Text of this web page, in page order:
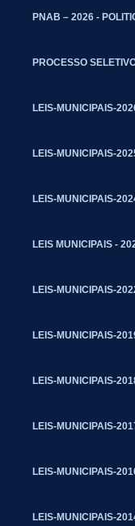
PNAB – 2026 -
PROCESSO
LEIS-MUNICIPAIS-
LEIS-MUNICIPAIS-
LEIS-MUNICIPAIS-
LEIS MUNICIPAIS -
LEIS-MUNICIPAIS-
LEIS-MUNICIPAIS-
LEIS-MUNICIPAIS-
LEIS-MUNICIPAIS-
LEIS-MUNICIPAIS-
LEIS-MUNICIPAIS-